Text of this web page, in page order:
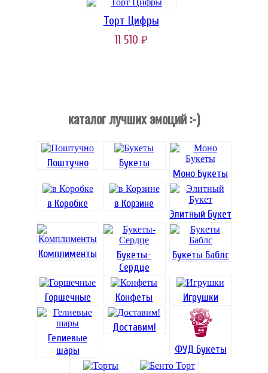
Торт Цифры
11 510 руб.
каталог лучших эмоций :-)
Поштучно
Букеты
Моно Букеты
в Коробке
в Корзине
Элитный Букет
Комплименты
Букеты-
Сердце
Букеты Баблс
Горшечные Конфеты Игрушки
Гелиевые
шары
Доставим!
ФУД Букеты